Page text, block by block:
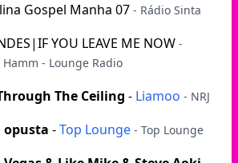
Gospel Manha 07 - Rádio Sinta
YOU LEAVE ME NOW -
- Lounge Radio
The Ceiling - Liamoo - NRJ
-Top Lounge - Top Lounge